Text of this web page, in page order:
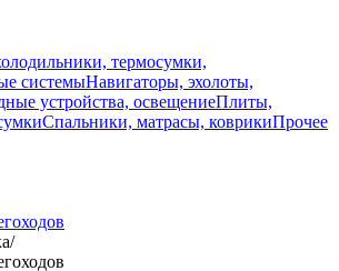
термосумки,
системыНавигаторы, эхолоты,
устройства, освещениеПлиты,
Спальники, матрасы, коврикиПрочее
/